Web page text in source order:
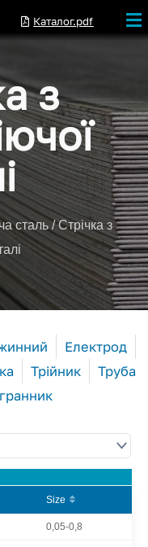
Каталог.pdf
з
сталь/ Стрічка з
Електрод
Трійник
Труба
Size
0,05-0,8